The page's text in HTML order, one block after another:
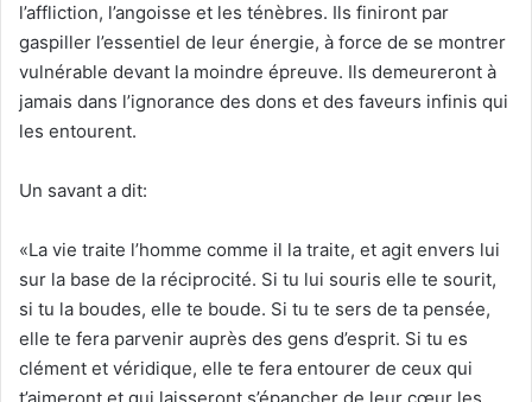
l’affliction, l’angoisse et les ténèbres. Ils finiront par
gaspiller l’essentiel de leur énergie, à force de se montrer
vulnérable devant la moindre épreuve. Ils demeureront à
jamais dans l’ignorance des dons et des faveurs infinis qui
les entourent.
Un savant a dit:
«La vie traite l’homme comme il la traite, et agit envers lui
sur la base de la réciprocité. Si tu lui souris elle te sourit,
si tu la boudes, elle te boude. Si tu te sers de ta pensée,
elle te fera parvenir auprès des gens d’esprit. Si tu es
clément et véridique, elle te fera entourer de ceux qui